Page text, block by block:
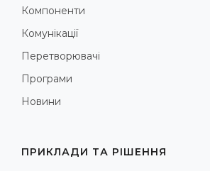
Компоненти
Комунікації
Перетворювачі
Програми
Новини
ПРИКЛАДИ ТА РІШЕННЯ